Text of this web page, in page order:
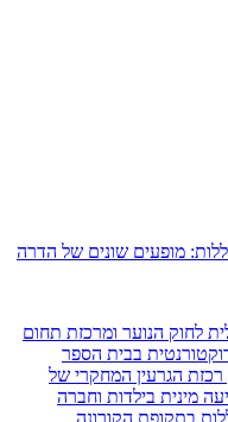
מופעים שונים של הדרה
לחוק הנוער ומרכזת תחום
בבית הספר
הגרעין המחקרי של
מינית בילדות וחברה